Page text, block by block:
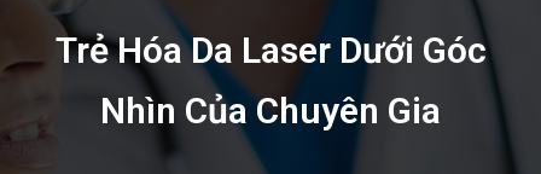
Trẻ Hóa Da Laser Dưới Góc
Nhìn Của Chuyên Gia